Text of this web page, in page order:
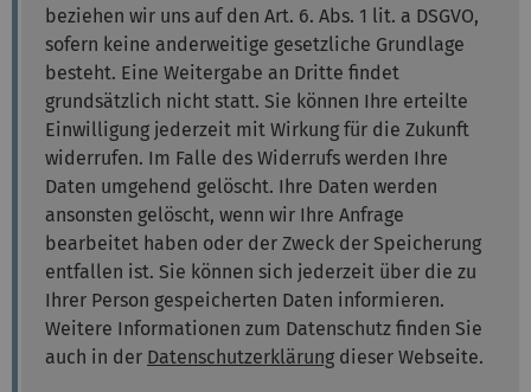
beziehen wir uns auf den Art. 6. Abs. 1 lit. a DSGVO,
sofern keine anderweitige gesetzliche Grundlage
besteht. Eine Weitergabe an Dritte findet
grundsätzlich nicht statt. Sie können Ihre erteilte
Einwilligung jederzeit mit Wirkung für die Zukunft
widerrufen. Im Falle des Widerrufs werden Ihre
Daten umgehend gelöscht. Ihre Daten werden
ansonsten gelöscht, wenn wir Ihre Anfrage
bearbeitet haben oder der Zweck der Speicherung
entfallen ist. Sie können sich jederzeit über die zu
Ihrer Person gespeicherten Daten informieren.
Weitere Informationen zum Datenschutz finden Sie
auch in der Datenschutzerklärung dieser Webseite.